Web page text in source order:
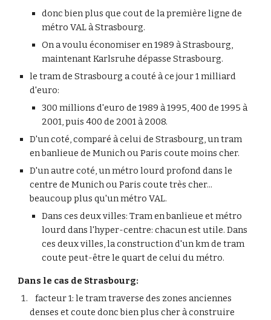
donc bien plus que cout de la première ligne de
métro VAL à Strasbourg.
On a voulu économiser en 1989 à Strasbourg,
maintenant Karlsruhe dépasse Strasbourg.
le tram de Strasbourg a couté à ce jour 1 milliard
d'euro:
300 millions d'euro de 1989 à 1995, 400 de 1995 à
2001, puis 400 de 2001 à 2008.
D'un coté, comparé à celui de Strasbourg, un tram
en banlieue de Munich ou Paris coute moins cher.
D'un autre coté, un métro lourd profond dans le
centre de Munich ou Paris coute très cher...
beaucoup plus qu'un métro VAL.
Dans ces deux villes: Tram en banlieue et métro
lourd dans l'hyper-centre: chacun est utile. Dans
ces deux villes, la construction d'un km de tram
coute peut-être le quart de celui du métro.
Dans le cas de Strasbourg:
facteur 1: le tram traverse des zones anciennes
denses et coute donc bien plus cher à construire